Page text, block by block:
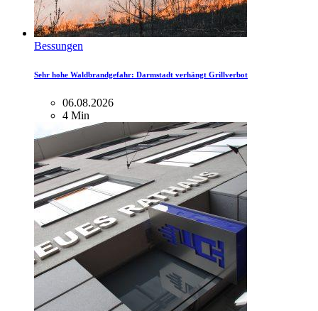
Bessungen
Sehr hohe Waldbrandgefahr: Darmstadt verhängt Grillverbot
06.08.2026
4 Min